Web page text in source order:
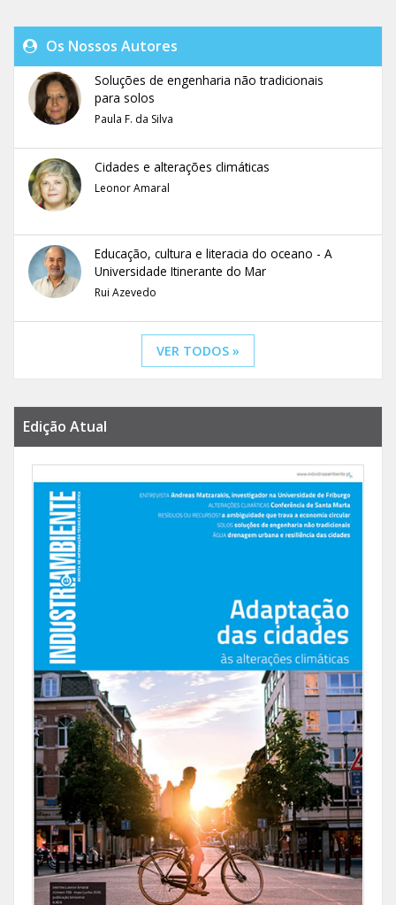
Os Nossos Autores
Soluções de engenharia não tradicionais
para solos
Paula F. da Silva
Cidades e alterações climáticas
Leonor Amaral
Educação, cultura e literacia do oceano - A
Universidade Itinerante do Mar
Rui Azevedo
VER TODOS »
Edição Atual